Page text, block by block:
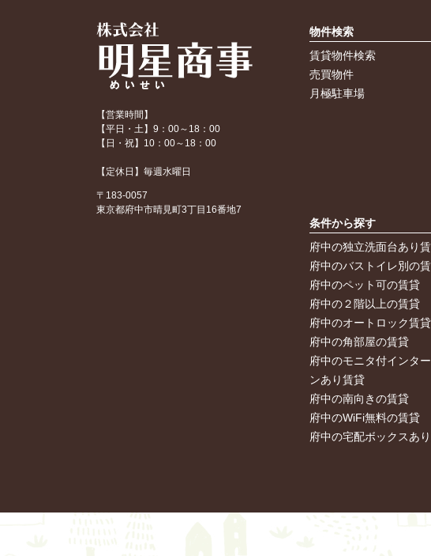
【営業時間】
【平日・土】9：00～18：00
【日・祝】10：00～18：00
【定休日】毎週水曜日
〒183-0057
東京都府中市晴見町3丁目16番地7
物件検索
賃貸物件検索
売買物件
月極駐車場
条件から探す
府中の独立洗面台あり
府中のバストイレ別の
府中のペット可の賃貸
府中の２階以上の賃貸
府中のオートロック賃貸
府中の角部屋の賃貸
府中のモニタ付インタ
ンあり賃貸
府中の南向きの賃貸
府中のWiFi無料の賃貸
府中の宅配ボックスあ